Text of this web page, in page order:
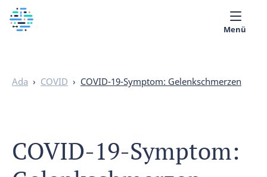
Medizinische Bibliothek
Menü
Ada › COVID › COVID-19-Symptom: Gelenkschmerzen
COVID-19-Symptom: